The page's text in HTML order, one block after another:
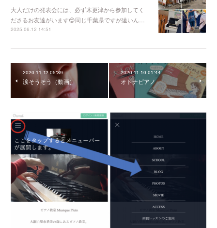
大人だけの発表会には、必ず木更津から参加してく
ださるお友達がいます😊同じ千葉県ですが遠いん…
2025.06.12 14:51
2020.11.12 05:39
涙そうそう（動画）
2020.11.10 01:44
オトナピアノ